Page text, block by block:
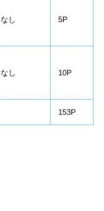
なし 5P
なし 10P
153P